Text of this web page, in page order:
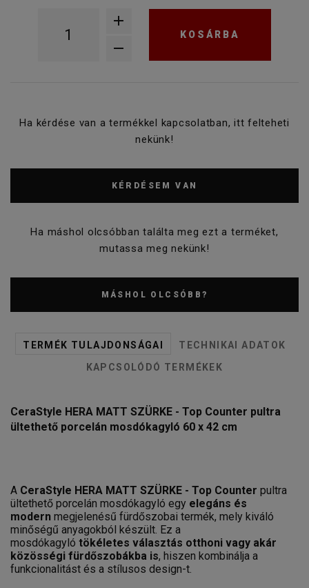
KOSÁRBA
Ha kérdése van a termékkel kapcsolatban, itt felteheti
nekünk!
KÉRDÉSEM VAN
Ha máshol olcsóbban találta meg ezt a terméket,
mutassa meg nekünk!
MÁSHOL OLCSÓBB?
TERMÉK TULAJDONSÁGAI
TECHNIKAI ADATOK
KAPCSOLÓDÓ TERMÉKEK
CeraStyle HERA MATT SZÜRKE - Top Counter pultra
ültethető porcelán mosdókagyló 60 x 42 cm
A CeraStyle HERA MATT SZÜRKE - Top Counter pultra
ültethető porcelán mosdókagyló egy elegáns és
modern megjelenésű fürdőszobai termék, mely kiváló
minőségű anyagokból készült. Ez a
mosdókagyló tökéletes választás otthoni vagy akár
közösségi fürdőszobákba is, hiszen kombinálja a
funkcionalitást és a stílusos design-t.